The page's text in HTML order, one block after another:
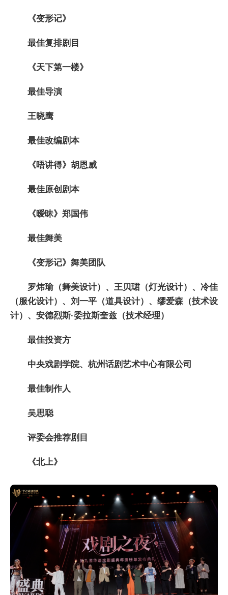
《变形记》
最佳复排剧目
《天下第一楼》
最佳导演
王晓鹰
最佳改编剧本
《唔讲得》胡恩威
最佳原创剧本
《暧昧》郑国伟
最佳舞美
《变形记》舞美团队
罗炜瑜（舞美设计）、王贝珺（灯光设计）、冷佳
（服化设计）、刘一平（道具设计）、缪爱森（技术设
计）、安德烈斯·委拉斯奎兹（技术经理）
最佳投资方
中央戏剧学院、杭州话剧艺术中心有限公司
最佳制作人
吴思聪
评委会推荐剧目
《北上》